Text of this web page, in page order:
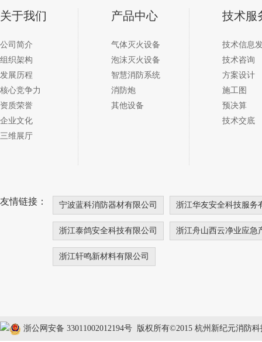
关于我们
公司简介
组织架构
发展历程
核心竞争力
资质荣誉
企业文化
三维展厅
产品中心
气体灭火设备
泡沫灭火设备
智慧消防系统
消防炮
其他设备
技术服
技术信息
技术咨询
方案设计
施工图
预决算
技术交底
友情链接： 宁波蓝科消防器材有限公司 浙江华友安全科技服务
浙江泰鸽安全科技有限公司 浙江舟山西云净业应急
浙江轩鸣新材料有限公司
浙公网安备 33011002012194号 版权所有©2015 杭州新纪元消防